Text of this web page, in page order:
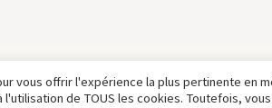
KIMMEL MENTIONS LÉGALES ET CGU
vous offrir l'expérience la plus pertinente en
de TOUS les cookies. Toutefois,